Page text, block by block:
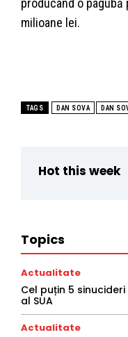
producând o
milioane lei.
TAGS DAN SOVA DAN
Hot this week
Topics
Actualitate
Cel puțin 5
al SUA
Actualitate